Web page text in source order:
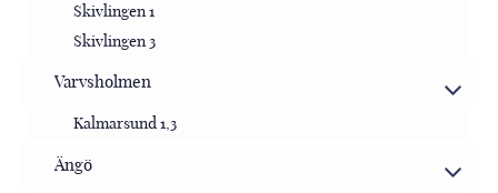
Skivlingen 1
Skivlingen 3
Varvsholmen
Kalmarsund 1,3
Ängö